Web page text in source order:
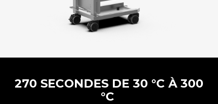
270 SECONDES DE 30 °C À 300
°C